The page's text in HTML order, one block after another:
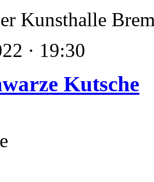
Kunsthalle
· 19:30
Kutsche